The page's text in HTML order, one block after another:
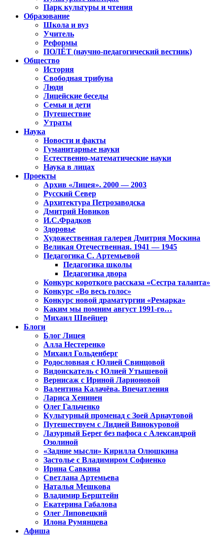
Парк культуры и чтения
Образование
Школа и вуз
Учитель
Реформы
ПОЛЁТ (научно-педагогический вестник)
Общество
История
Свободная трибуна
Люди
Лицейские беседы
Семья и дети
Путешествие
Утраты
Наука
Новости и факты
Гуманитарные науки
Естественно-математические науки
Наука в лицах
Проекты
Архив «Лицея». 2000 — 2003
Русский Север
Архитектура Петрозаводска
Дмитрий Новиков
И.С.Фрадков
Здоровье
Художественная галерея Дмитрия Москина
Великая Отечественная. 1941 — 1945
Педагогика С. Артемьевой
Педагогика школы
Педагогика двора
Конкурс короткого рассказа «Сестра таланта»
Конкурс «Во весь голос»
Конкурс новой драматургии «Ремарка»
Каким мы помним август 1991-го…
Михаил Швейцер
Блоги
Блог Лицея
Алла Нестеренко
Михаил Гольденберг
Родословная с Юлией Свинцовой
Видоискатель с Юлией Утышевой
Вернисаж с Ириной Ларионовой
Валентина Калачёва. Впечатления
Лариса Хенинен
Олег Гальченко
Культурный променад с Зоей Арнаутовой
Путешествуем с Лидией Винокуровой
Лазурный Берег без пафоса с Александрой
Озолиной
«Задние мысли» Кирилла Олюшкина
Застолье с Владимиром Софиенко
Ирина Савкина
Светлана Артемьева
Наталья Мешкова
Владимир Берштейн
Екатерина Габалова
Олег Липовецкий
Илона Румянцева
Афиша